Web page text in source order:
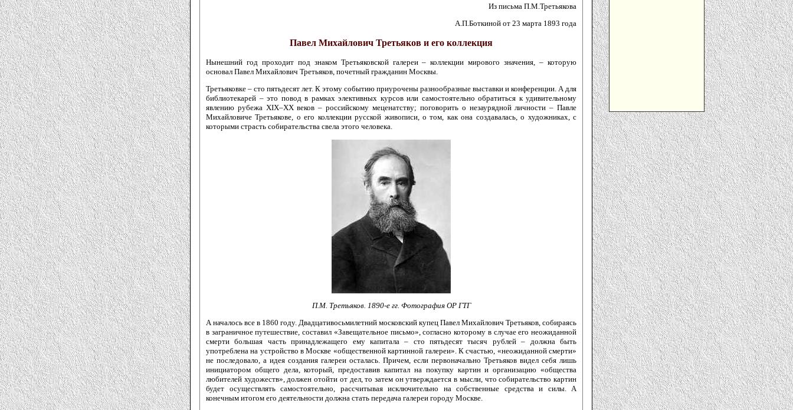
Из письма П.М.Третьякова
А.П.Боткиной от 23 марта 1893 года
Павел Михайлович Третьяков и его коллекция
Нынешний год проходит под знаком Третьяковской галереи – коллекции мирового значения, – которую
основал Павел Михайлович Третьяков, почетный гражданин Москвы.
Третьяковке – сто пятьдесят лет. К этому событию приурочены разнообразные выставки и конференции. А для
библиотекарей – это повод в рамках элективных курсов или самостоятельно обратиться к удивительному
явлению рубежа XIX–XX веков – российскому меценатству; поговорить о незаурядной личности – Павле
Михайловиче Третьякове, о его коллекции русской живописи, о том, как она создавалась, о художниках, с
которыми страсть собирательства свела этого человека.
П.М. Третьяков. 1890-е гг. Фотография ОР ГТГ
А началось все в 1860 году. Двадцативосьмилетний московский купец Павел Михайлович Третьяков, собираясь
в заграничное путешествие, составил «Завещательное письмо», согласно которому в случае его неожиданной
смерти большая часть принадлежащего ему капитала – сто пятьдесят тысяч рублей – должна быть
употреблена на устройство в Москве «общественной картинной галереи». К счастью, «неожиданной смерти»
не последовало, а идея создания галереи осталась. Причем, если первоначально Третьяков видел себя лишь
инициатором общего дела, который, предоставив капитал на покупку картин и организацию «общества
любителей художеств», должен отойти от дел, то затем он утверждается в мысли, что собирательство картин
будет осуществлять самостоятельно, рассчитывая исключительно на собственные средства и силы. А
конечным итогом его деятельности должна стать передача галереи городу Москве.